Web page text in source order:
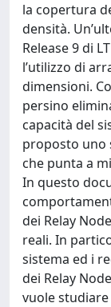
la copertura
densità.
Release 9 di
l’utilizzo di
dimensioni.
persino
capacità del
proposto uno
che punta a
In questo
dei Relay
reali. In
sistema ed i
dei Relay
vuole studiare